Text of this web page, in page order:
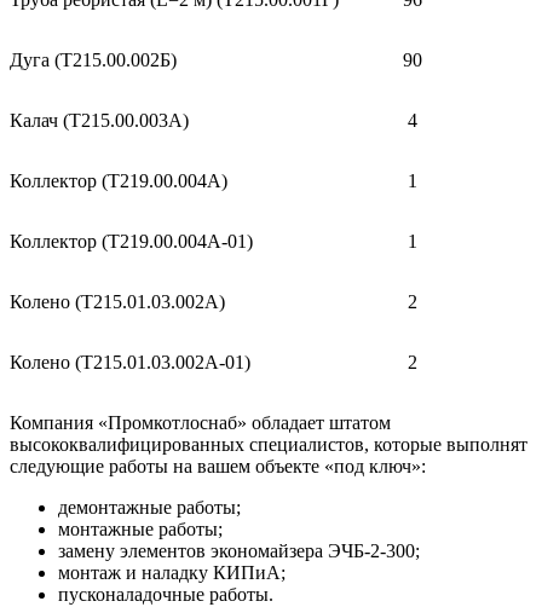
Дуга (Т215.00.002Б) 90
Калач (Т215.00.003А) 4
Коллектор (Т219.00.004А) 1
Коллектор (Т219.00.004А-01) 1
Колено (Т215.01.03.002А) 2
Колено (Т215.01.03.002А-01) 2
Компания «Промкотлоснаб» обладает штатом
высококвалифицированных специалистов, которые выполнят
следующие работы на вашем объекте «под ключ»:
демонтажные работы;
монтажные работы;
замену элементов экономайзера ЭЧБ-2-300;
монтаж и наладку КИПиА;
пусконаладочные работы.